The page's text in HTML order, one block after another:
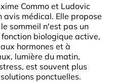
Commo et Ludovic
avis médical. Elle propose
sommeil n'est pas un
biologique active,
hormones et à
lumière du matin,
est souvent plus
ponctuelles.